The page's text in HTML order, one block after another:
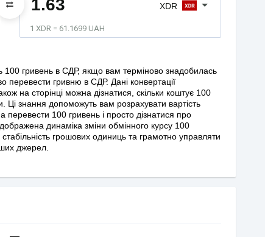
1 XDR = 61.1699 UAH
XDR
100 гривень в СДР, якщо вам терміново знадобилась
гривню в СДР. Дані конвертації
на сторінці можна дізнатися, скільки коштує 100
Ці знання допоможуть вам розрахувати вартість
100 гривень і просто дізнатися про
динаміка зміни обмінного курсу 100
грошових одиниць та грамотно управляти
джерел.